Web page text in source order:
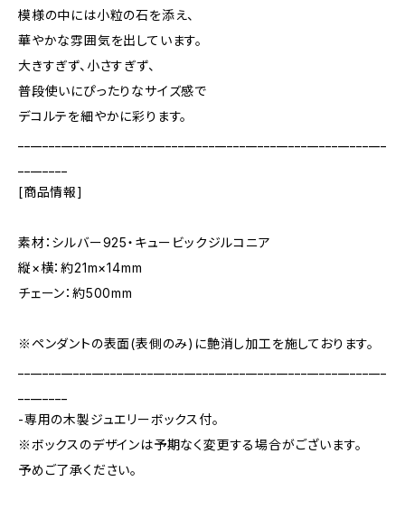
模様の中には小粒の石を添え、
華やかな雰囲気を出しています。
大きすぎず、小さすぎず、
普段使いにぴったりなサイズ感で
デコルテを細やかに彩ります。
[商品情報]
素材：シルバー925・キュービックジルコニア
縦×横：約21m×14mm
チェーン：約500mm
※ペンダントの表面(表側のみ)に艶消し加工を施しております。
-専用の木製ジュエリーボックス付。
※ボックスのデザインは予期なく変更する場合がございます。
予めご了承ください。